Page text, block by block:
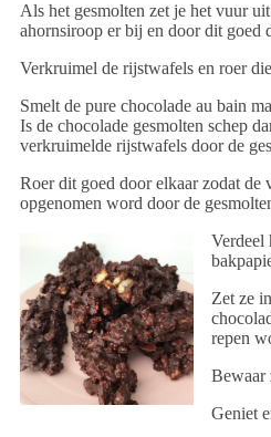
Als het gesmolten zet je het vuur
ahornsiroop er bij en door dit goed
Verkruimel de rijstwafels en roer
Smelt de pure chocolade au bain
Is de chocolade gesmolten schep
verkruimelde rijstwafels door de
Roer dit goed door elkaar zodat de
opgenomen word door de
Verdeel
Zet ze
repen
Bewaar
Geniet